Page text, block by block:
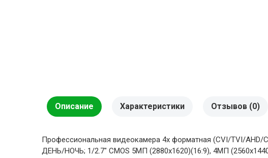
Описание Характеристики Отзывов (0)
Профессиональная видеокамера 4х форматная (CVI/TVI/AHD/
ДЕНЬ/НОЧЬ; 1/2.7" CMOS 5МП (2880х1620)(16:9), 4МП